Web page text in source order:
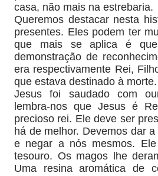
casa, não mais na estrebaria.
Queremos destacar nesta
presentes. Eles podem ter
que mais se aplica é
demonstração de
era respectivamente Rei,
que estava destinado à morte.
Jesus foi saudado com
lembra-nos que Jesus é
precioso rei. Ele deve ser
há de melhor. Devemos dar
e negar a nós mesmos.
tesouro. Os magos lhe
Uma resina aromática de